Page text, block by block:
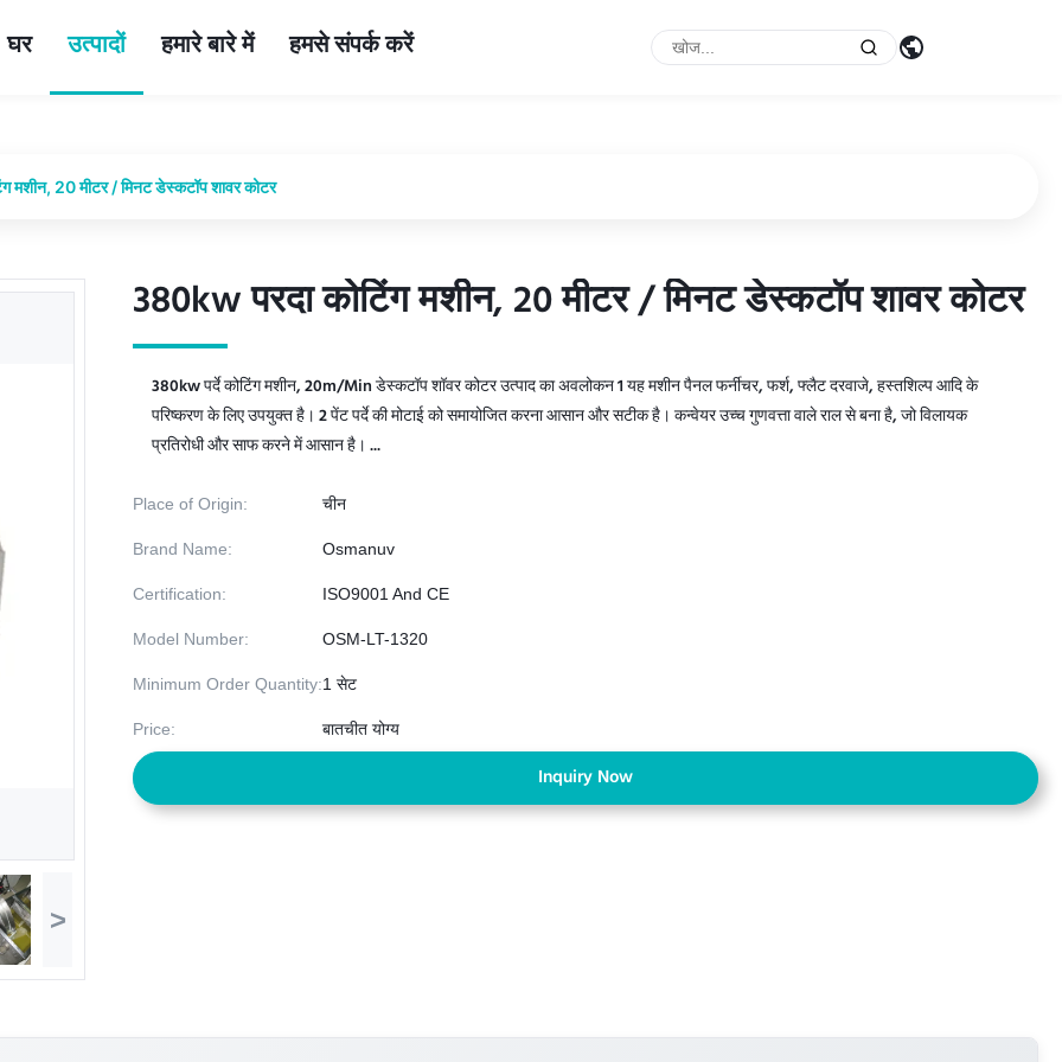
घर उत्पादों हमारे बारे में हमसे संपर्क करें
मशीन, 20 मीटर / मिनट डेस्कटॉप शावर कोटर
>
380kw परदा कोटिंग मशीन, 20 मीटर / मिनट डेस्कटॉप शावर कोटर
380kw परदा कोटिंग मशीन, 20 मीटर / मिनट डेस्कटॉप शावर कोटर
380kw पर्दे कोटिंग मशीन, 20m/Min डेस्कटॉप शॉवर कोटर उत्पाद का अवलोकन 1 यह मशीन पैनल फर्नीचर, फर्श, फ्लैट दरवाजे, हस्तशिल्प आदि के
परिष्करण के लिए उपयुक्त है। 2 पेंट पर्दे की मोटाई को समायोजित करना आसान और सटीक है। कन्वेयर उच्च गुणवत्ता वाले राल से बना है, जो विलायक
प्रतिरोधी और साफ करने में आसान है। ...
Place of Origin: चीन
Brand Name: Osmanuv
Certification: ISO9001 And CE
Model Number: OSM-LT-1320
Minimum Order Quantity:1 सेट
Price: बातचीत योग्य
Inquiry Now